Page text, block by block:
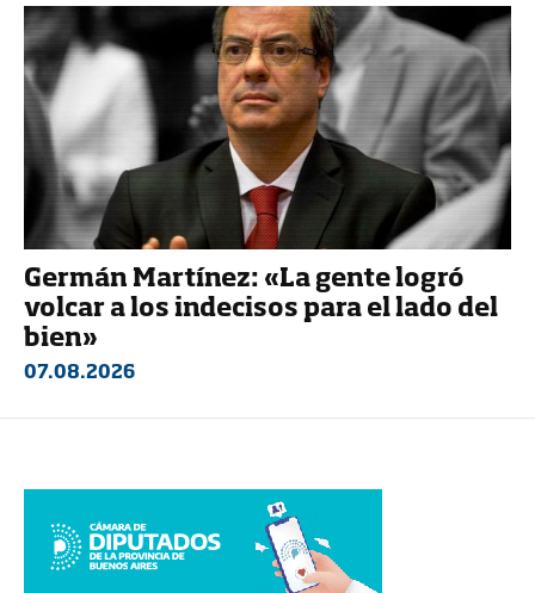
Germán Martínez: «La gente logró
volcar a los indecisos para el lado del
bien»
07.08.2026